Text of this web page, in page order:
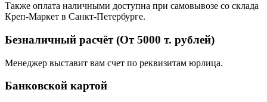
Также оплата наличными доступна при самовывозе со склада
Креп-Маркет в Санкт-Петербурге.
Безналичный расчёт (От 5000 т. рублей)
Менеджер выставит вам счет по реквизитам юрлица.
Банковской картой